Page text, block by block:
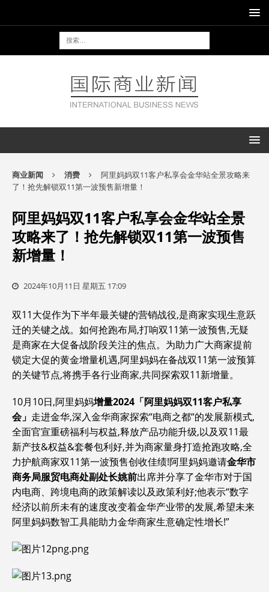
商业新闻 消费
阿里妈妈双11客户私享会金华站全景攻略来
了！抢先解锁双11第一波预售新增量！
阿里妈妈双11客户私享会金华站全景
攻略来了！抢先解锁双11第一波预售
新增量！
2024年10月11日 星期五 17:09
双11大促作为下半年最关键的营销战役,是商家实现生意跃
迁的关键之战。如何抢跑布局,打响双11第一波预售,无疑
是商家在大促备战阶段关注的焦点。为助力广大商家提前
锁定大促的黄金增量机遇,阿里妈妈在备战双11第一波预算
的关键节点,将携手各行业商家,共同探索双11新增量。
10月10日,阿里妈妈增量2024「阿里妈妈双11客户私享
会」 走进金华,深入金华商家探索“电商之都“的发展新模式,
全面官宣重磅福利与权益,释放产品功能升级,以及双11最
新产技&权益&套餐包利好,并为商家量身打造抢跑攻略,全
力护航商家双11第一波预售创收佳绩!阿里妈妈邀请金华市
商务局服贸电商处副处长姚前出席并分享了金华市对于国
内电商、跨境电商的政策解读以及政策利好;他表示“数字
经济以前所未有的速度改变着金华产业带的发展,希望未来
阿里妈妈数智工具能助力金华商家生意确定性增长!”